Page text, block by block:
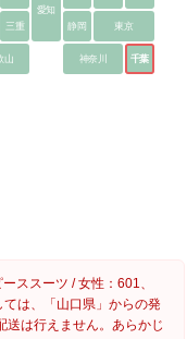
愛知
三重 東京
山
静岡
神奈川 千葉
ススーツ / 女性：601、
は、「山口県」からの発
送は行えません。あらかじ